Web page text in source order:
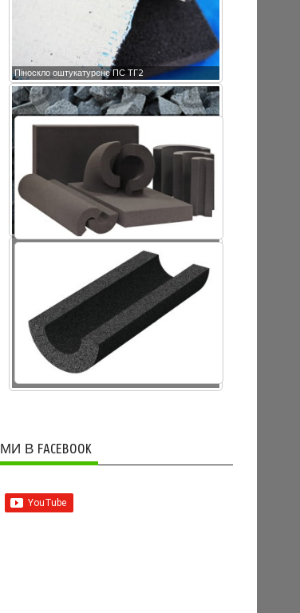
Піноскло оштукатурене ПС ТГ2
Крихта піноскла
МИ В FACEBOOK